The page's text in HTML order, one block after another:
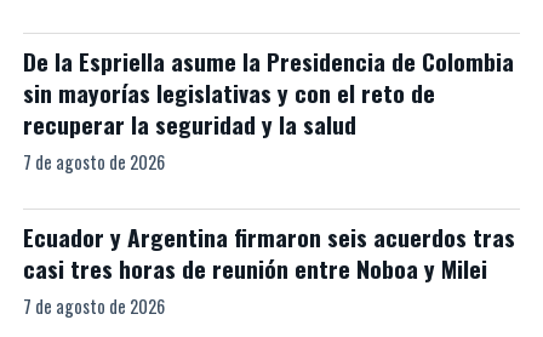
De la Espriella asume la Presidencia de Colombia
sin mayorías legislativas y con el reto de
recuperar la seguridad y la salud
7 de agosto de 2026
Ecuador y Argentina firmaron seis acuerdos tras
casi tres horas de reunión entre Noboa y Milei
7 de agosto de 2026